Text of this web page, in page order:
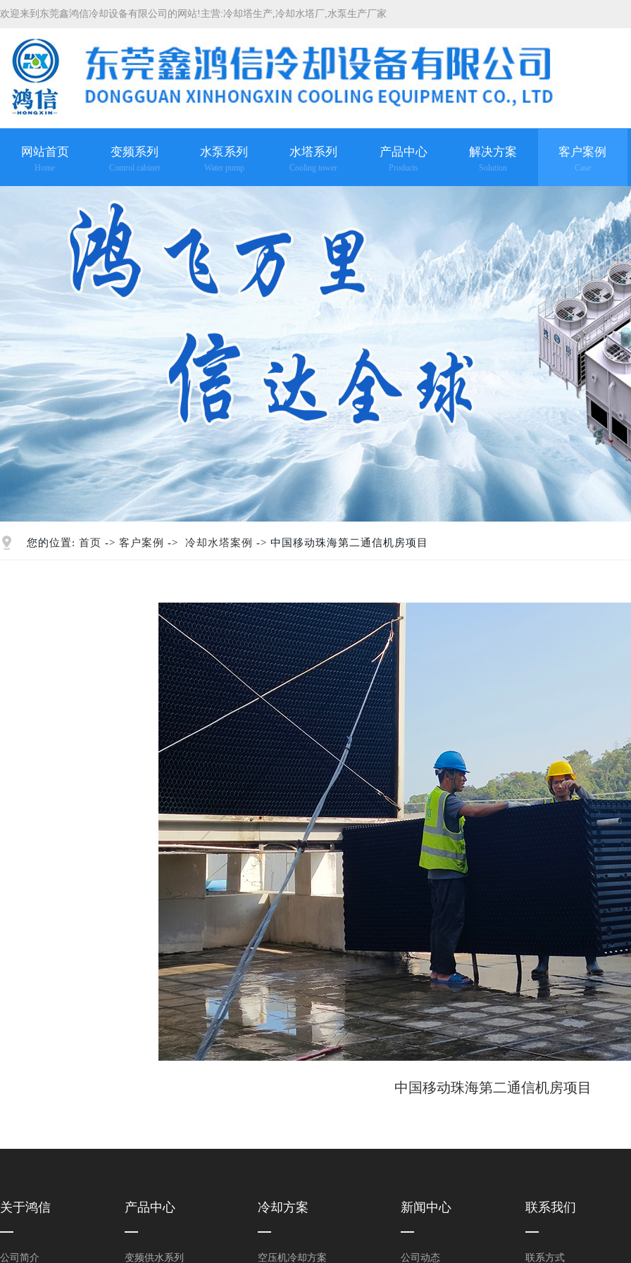
欢迎来到东莞鑫鸿信冷却设备有限公司的网站!主营:冷却塔生产,冷却水塔厂,水泵生产厂家
网站首页
Home
变频系列
Control cabinet
水泵系列
Water pump
水塔系列
Cooling tower
产品中心
Products
查看更多
解决方案
Solution
客户案例
Case
您的位置: 首页 -> 客户案例 -> 冷却水塔案例 -> 中国移动珠海第二通信机房项目
中国移动珠海第二通信机房项目
关于鸿信
公司简介
产品中心
变频供水系列
冷却方案
空压机冷却方案
新闻中心
公司动态
联系我们
联系方式